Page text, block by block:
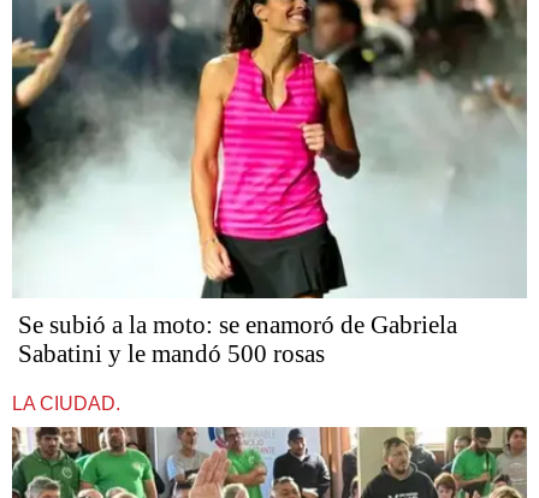
Se subió a la moto: se enamoró de Gabriela
Sabatini y le mandó 500 rosas
LA CIUDAD.